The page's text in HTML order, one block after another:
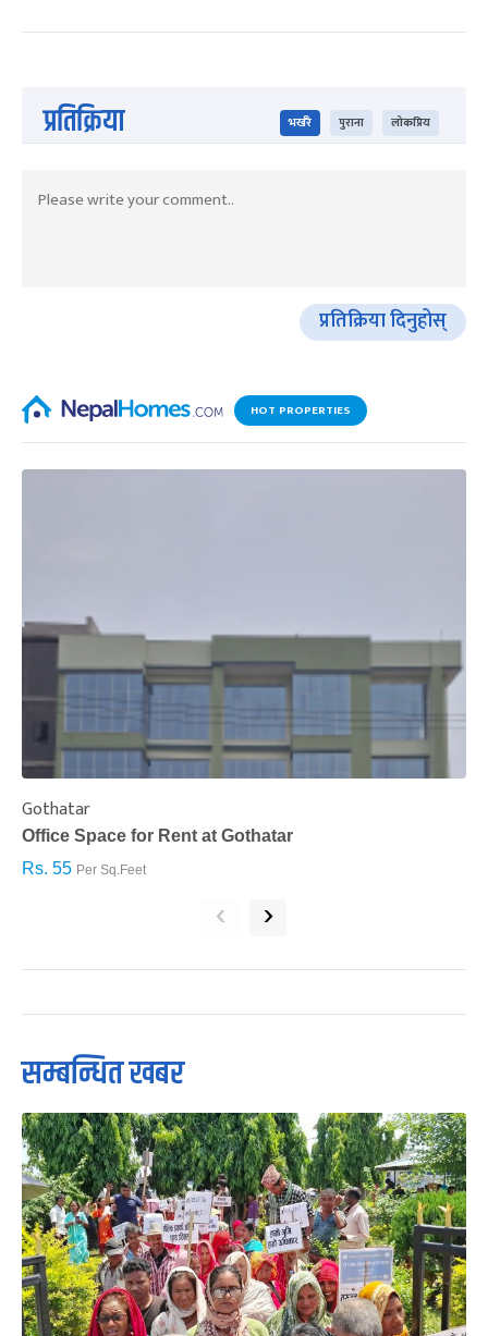
प्रतिक्रिया भर्खरै पुराना लोकप्रिय
प्रतिक्रिया दिनुहोस्
HOT PROPERTIES
Gothatar
Office Space for Rent at Gothatar
Rs. 55 Per Sq.Feet
‹ ›
सम्बन्धित खबर